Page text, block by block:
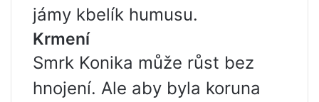
jámy kbelík humusu.
Krmení
Smrk Konika může růst bez
hnojení. Ale aby byla koruna